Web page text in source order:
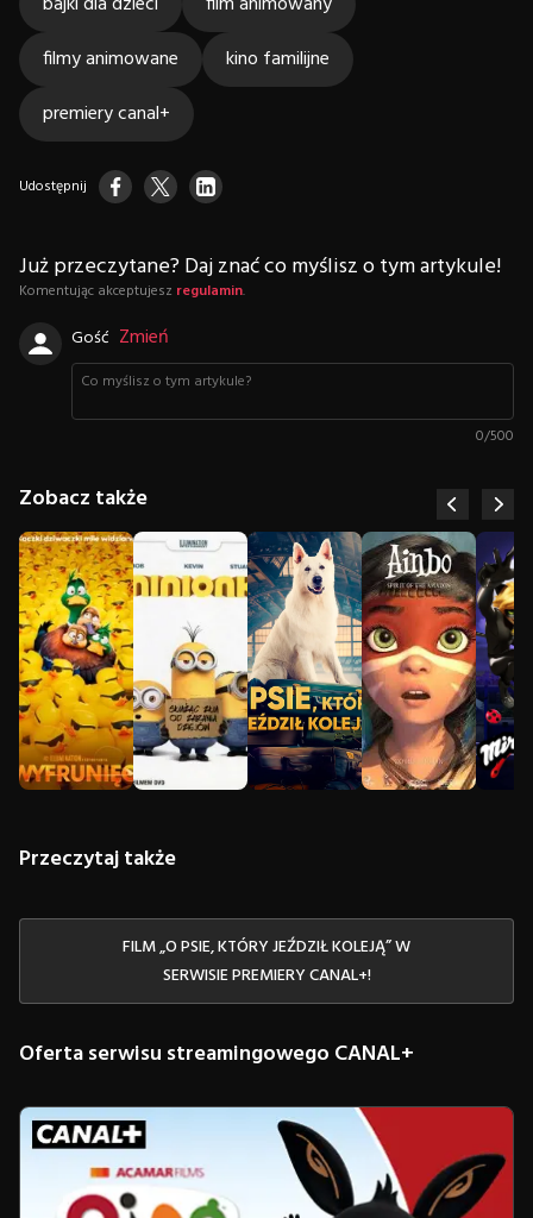
filmy animowane
kino familijne
premiery canal+
Udostępnij
Już przeczytane? Daj znać co myślisz o tym artykule!
Komentując akceptujesz regulamin.
Gość Zmień
0/500
Zobacz także
Przeczytaj także
FILM „O PSIE, KTÓRY JEŹDZIŁ KOLEJĄ” W
SERWISIE PREMIERY CANAL+!
Oferta serwisu streamingowego CANAL+